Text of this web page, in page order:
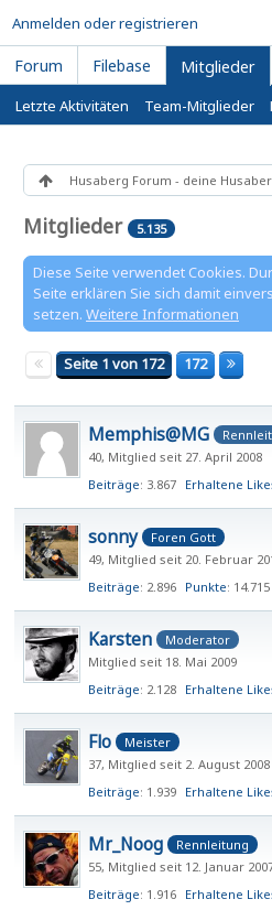
Anmelden oder registrieren
Forum Filebase Mitglieder
Letzte Aktivitäten Team-Mitglieder
Husaberg Forum - deine
Mitglieder 5.135
Diese Seite verwendet Cookies.
Seite erklären Sie sich damit
setzen. Weitere Informationen
Seite 1 von 172 172
Memphis@MG
40 Mitglied seit 27. April 2008
Beiträge 3.867 Erhaltene
sonny
Foren Gott
49 Mitglied seit 20. Februar
Beiträge 2.896 Punkte 14.715
Karsten
Moderator
Mitglied seit 18. Mai 2009
Beiträge 2.128 Erhaltene
Flo
Meister
37 Mitglied seit 2. August 2008
Beiträge 1.939 Erhaltene
Mr_Noog
Rennleitung
55 Mitglied seit 12. Januar
Beiträge 1.916 Erhaltene